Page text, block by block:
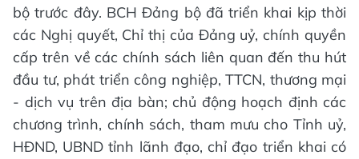
bộ trước đây. BCH Đảng bộ đã triển khai kịp thời
các Nghị quyết, Chỉ thị của Đảng uỷ, chính quyền
cấp trên về các chính sách liên quan đến thu hút
đầu tư, phát triển công nghiệp, TTCN, thương mại
- dịch vụ trên địa bàn; chủ động hoạch định các
chương trình, chính sách, tham mưu cho Tỉnh uỷ,
HĐND, UBND tỉnh lãnh đạo, chỉ đạo triển khai có